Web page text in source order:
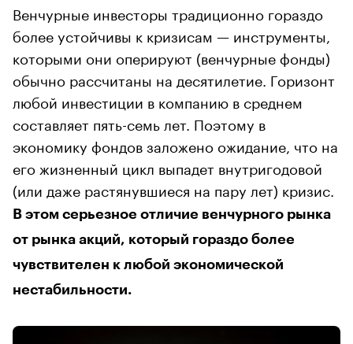
Венчурные инвесторы традиционно гораздо
более устойчивы к кризисам — инструменты,
которыми они оперируют (венчурные фонды)
обычно рассчитаны на десятилетие. Горизонт
любой инвестиции в компанию в среднем
составляет пять-семь лет. Поэтому в
экономику фондов заложено ожидание, что на
его жизненный цикл выпадет внутригодовой
(или даже растянувшиеся на пару лет) кризис.
В этом серьезное отличие венчурного рынка
от рынка акций, который гораздо более
чувствителен к любой экономической
нестабильности.